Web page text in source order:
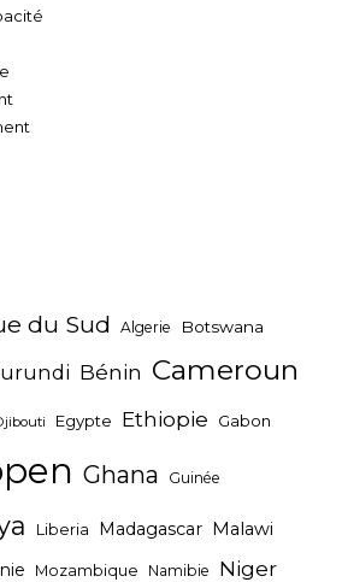
du Sud Algerie Botswana
Bénin Cameroun
Egypte Ethiopie Gabon
Ghana Guinée
Liberia Madagascar Malawi
Mozambique Namibie Niger